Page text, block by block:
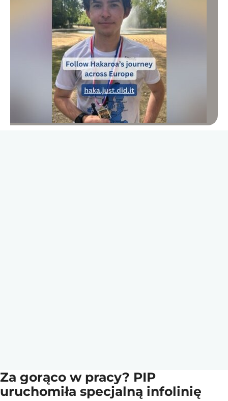
Za gorąco w pracy? PIP
uruchomiła specjalną infolinię